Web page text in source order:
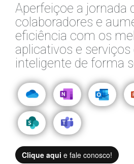
Aperfeiçoe a jornada
colaboradores e
eficiência com os
aplicativos e
inteligente de forma
Clique aqui e fale conosco!